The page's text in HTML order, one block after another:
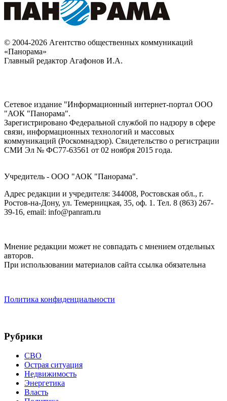
© 2004-2026 Агентство общественных коммуникаций
«Панорама»
Главный редактор Агафонов И.А.
Сетевое издание "Информационный интернет-портал ООО
"АОК "Панорама".
Зарегистрировано Федеральной службой по надзору в сфере
связи, информационных технологий и массовых
коммуникаций (Роскомнадзор). Cвидетельство о регистрации
СМИ Эл № ФС77-63561 от 02 ноября 2015 года.
Учредитель - ООО "АОК "Панорама".
Адрес редакции и учредителя: 344008, Ростовская обл., г.
Ростов-на-Дону, ул. Темерницкая, 35, оф. 1. Тел. 8 (863) 267-
39-16, email: info@panram.ru
Мнение редакции может не совпадать с мнением отдельных
авторов.
При использовании материалов сайта ссылка обязательна
Политика конфиденциальности
Рубрики
СВО
Острая ситуация
Недвижимость
Энергетика
Власть